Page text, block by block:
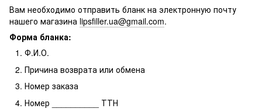
Вам необходимо отправить бланк на электронную почту
нашего магазина lipsfiller.ua@gmail.com.
Форма бланка:
Ф.И.О.
Причина возврата или обмена
Номер заказа
Номер __________ ТТН